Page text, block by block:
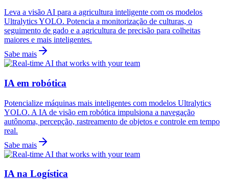
Leva a visão AI para a agricultura inteligente com os modelos
Ultralytics YOLO. Potencia a monitorização de culturas, o
seguimento de gado e a agricultura de precisão para colheitas
maiores e mais inteligentes.
Sabe mais
IA em robótica
Potencialize máquinas mais inteligentes com modelos Ultralytics
YOLO. A IA de visão em robótica impulsiona a navegação
autônoma, percepção, rastreamento de objetos e controle em tempo
real.
Sabe mais
IA na Logística